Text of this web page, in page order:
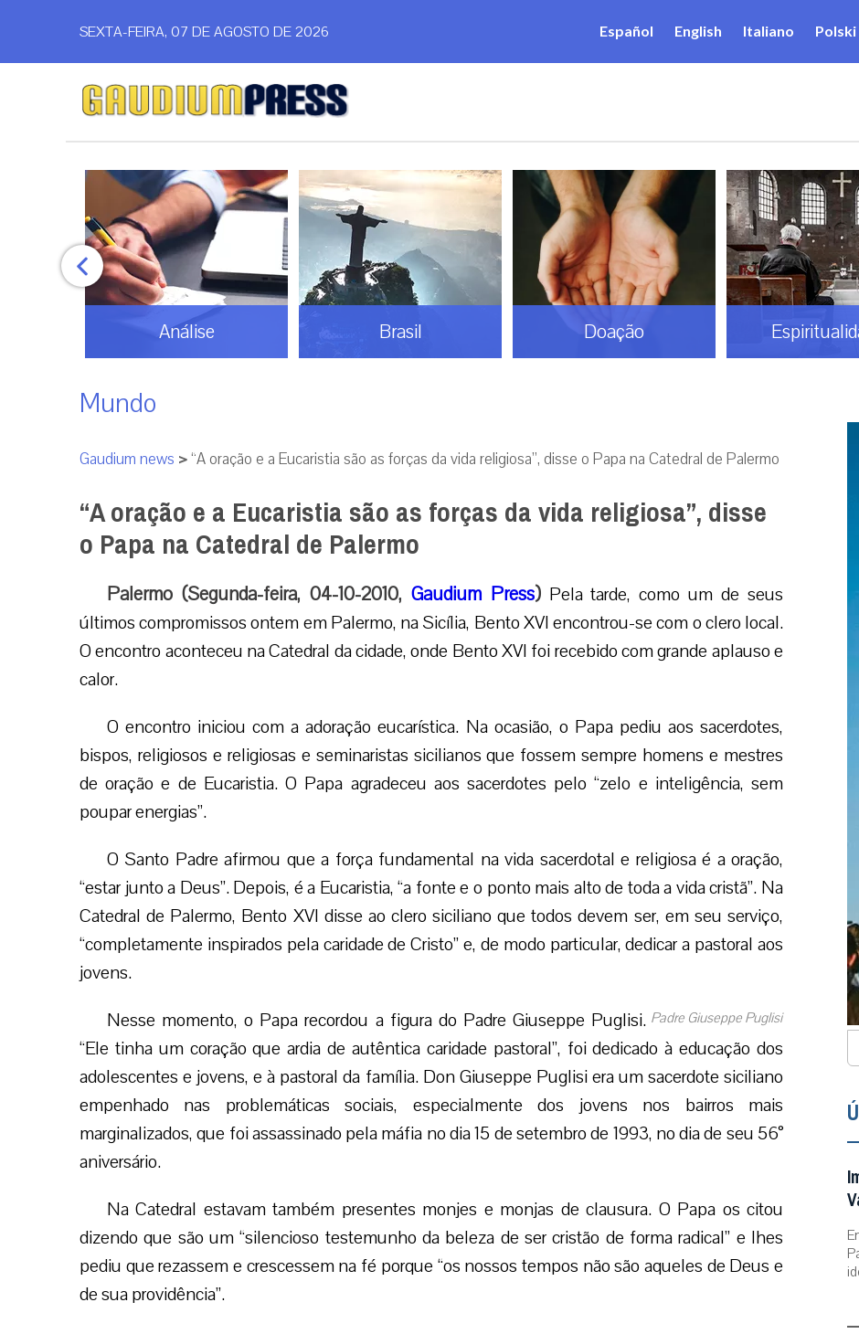
SEXTA-FEIRA, 07 DE AGOSTO DE 2026 Español English Italiano Polski
Análise Brasil Doação
Mundo
Gaudium news >“A oração e a Eucaristia são as forças da vida religiosa”, disse o Papa na Catedral de Palermo
“A oração e a Eucaristia são as forças da vida religiosa”, disse
o Papa na Catedral de Palermo
Palermo (Segunda-feira, 04-10-2010, Gaudium Press)Pela tarde, como um de seus
últimos compromissos ontem em Palermo, na Sicília, Bento XVI encontrou-se com o clero local.
O encontro aconteceu na Catedral da cidade, onde Bento XVI foi recebido com grande aplauso e
calor.
O encontro iniciou com a adoração eucarística. Na ocasião, o Papa pediu aos sacerdotes,
bispos, religiosos e religiosas e seminaristas sicilianos que fossem sempre homens e mestres
de oração e de Eucaristia. O Papa agradeceu aos sacerdotes pelo “zelo e inteligência, sem
poupar energias”.
O Santo Padre afirmou que a força fundamental na vida sacerdotal e religiosa é a oração,
“estar junto a Deus”. Depois, é a Eucaristia, “a fonte e o ponto mais alto de toda a vida cristã”. Na
Catedral de Palermo, Bento XVI disse ao clero siciliano que todos devem ser, em seu serviço,
“completamente inspirados pela caridade de Cristo” e, de modo particular, dedicar a pastoral aos
jovens.
Padre Giuseppe Puglisi
Nesse momento, o Papa recordou a figura do Padre Giuseppe Puglisi.
“Ele tinha um coração que ardia de autêntica caridade pastoral”, foi dedicado à educação dos
adolescentes e jovens, e à pastoral da família. Don Giuseppe Puglisi era um sacerdote siciliano
empenhado nas problemáticas sociais, especialmente dos jovens nos bairros mais
marginalizados, que foi assassinado pela máfia no dia 15 de setembro de 1993, no dia de seu 56°
aniversário.
Na Catedral estavam também presentes monjes e monjas de clausura. O Papa os citou
dizendo que são um “silencioso testemunho da beleza de ser cristão de forma radical” e lhes
pediu que rezassem e crescessem na fé porque “os nossos tempos não são aqueles de Deus e
de sua providência”.